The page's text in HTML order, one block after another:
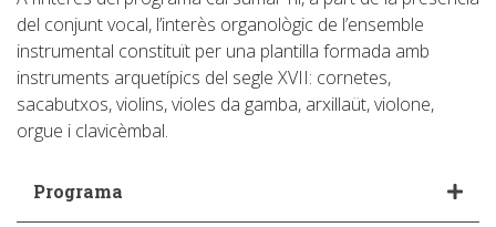
del conjunt vocal, l’interès organològic de l’ensemble
instrumental constituït per una plantilla formada amb
instruments arquetípics del segle XVII: cornetes,
sacabutxos, violins, violes da gamba, arxillaüt, violone,
orgue i clavicèmbal.
Programa